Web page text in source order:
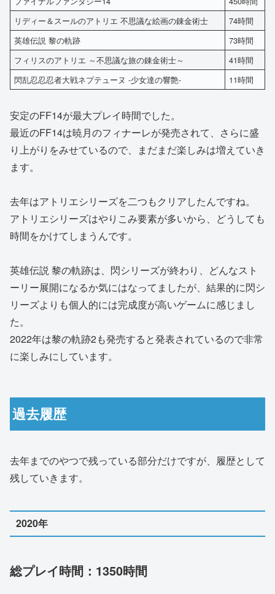
リディー＆スールのアトリエ 不思議な絵画の錬金術士
74時間
英雄伝説 黎の軌跡
73時間
フィリスのアトリエ ～不思議な旅の錬金術士～
41時間
閃乱忍忍忍者大戦ネプテューヌ -少女達の響艶-
11時間
安定のFF14が最大プレイ時間でした。
最近のFF14は暁月のフィナーレが発売されて、さらに盛
り上がりをみせているので、まだまだ楽しみは増えていき
ます。
去年はアトリエシリーズを二つもクリアしたんですね。
アトリエシリーズはやりこみ要素が多いから、どうしても
時間をかけてしまうんです。
英雄伝説 黎の軌跡は、閃シリーズが終わり、どんなスト
ーリー展開になるか気にはなってましたが、結果的に閃シ
リーズよりも個人的には完成度が高いゲームに感じまし
た。
2022年は黎の軌跡2も発売すると発表されているので非常
に楽しみにしています。
過去履歴
去年までのやつで残っている部分だけですが、履歴として
残していきます。
2020年
総プレイ時間：1350時間